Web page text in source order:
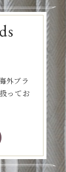
外ブラ
ってお